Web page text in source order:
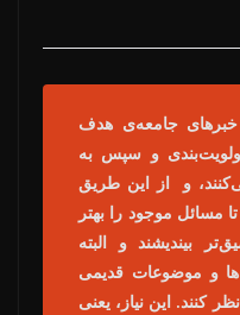
جامعه‌ی هدف
و سپس به
و از این طریق
مسائل موجود را بهتر
بیندیشند و البته
و موضوعات قدیمی
کنند. این نیاز، یعنی